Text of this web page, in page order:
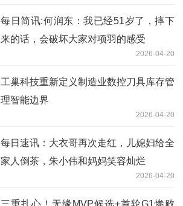
每日简讯:何润东：我已经51岁了，摔下
来的话，会破坏大家对项羽的感受
2026-04-20
工巢科技重新定义制造业数控刀具库存管
理智能边界
2026-04-20
每日速讯：大衣哥再次走红，儿媳妇给全
家人倒茶，朱小伟和妈妈笑容灿烂
2026-04-20